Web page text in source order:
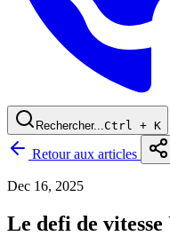
Rechercher... Ctrl + K
Retour aux articles
Dec 16, 2025
Le defi de vitesse